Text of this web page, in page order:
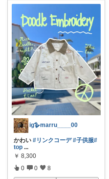
ig🪿marru____00
かわい #リンクコーデ #子供服#
top ...
￥ 8,300
0 0 8